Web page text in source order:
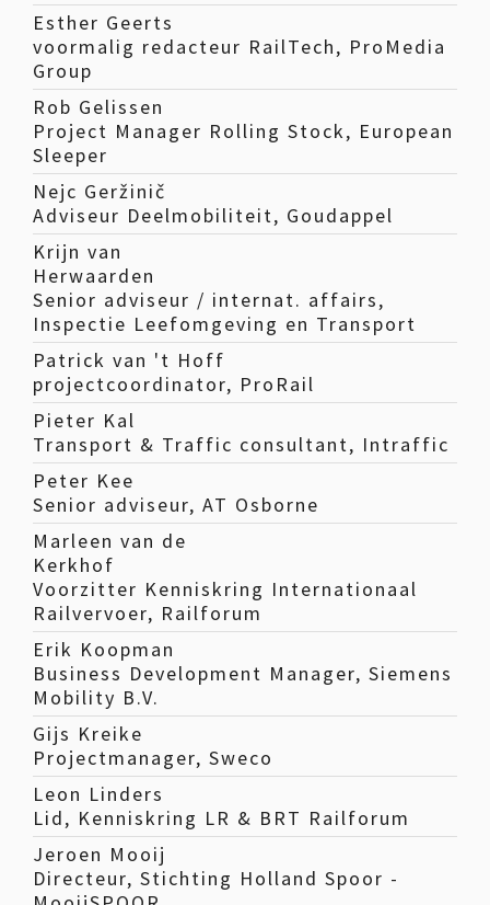
Esther Geerts
voormalig redacteur RailTech, ProMedia
Group
Rob Gelissen
Project Manager Rolling Stock, European
Sleeper
Nejc Geržinič
Adviseur Deelmobiliteit, Goudappel
Krijn van
Herwaarden
Senior adviseur / internat. affairs,
Inspectie Leefomgeving en Transport
Patrick van 't Hoff
projectcoordinator, ProRail
Pieter Kal
Transport & Traffic consultant, Intraffic
Peter Kee
Senior adviseur, AT Osborne
Marleen van de
Kerkhof
Voorzitter Kenniskring Internationaal
Railvervoer, Railforum
Erik Koopman
Business Development Manager, Siemens
Mobility B.V.
Gijs Kreike
Projectmanager, Sweco
Leon Linders
Lid, Kenniskring LR & BRT Railforum
Jeroen Mooij
Directeur, Stichting Holland Spoor -